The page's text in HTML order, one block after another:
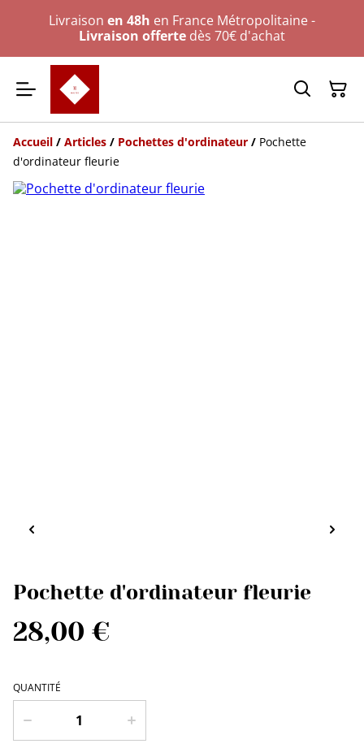
Livraison en 48h en France Métropolitaine -
Livraison offerte dès 70€ d'achat
Accueil / Articles / Pochettes d'ordinateur / Pochette
d'ordinateur fleurie
Pochette d'ordinateur fleurie
28,00 €
QUANTITÉ